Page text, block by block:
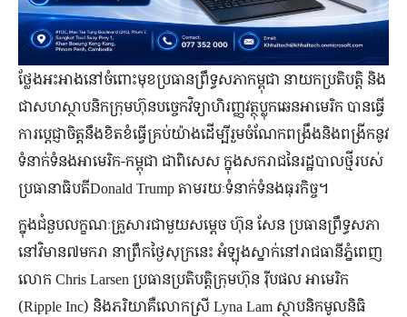
ថ្លែងអះអាងនៅចំពោះមុខប្រធានព្រឹទ្ធសភាកម្ពុជា នាយកប្រតិបត្តិ និង
ជាសហស្ថាបនិកក្រុមហ៊ុនបច្ចេកវិទ្យាហិរញ្ញវត្ថុប្លុកឆេនអាមេរិក បានធ្វើ
ការប្តេជ្ញាចិត្តនឹងខិតខំធ្វើគ្រប់យ៉ាងដើម្បីរួមចំណែកពង្រឹងនិងពង្រីកនូវ
ទំនាក់ទំនងអាមេរិក-កម្ពុជា ជាពិសេស ក្នុងសករាជនៃរដ្ឋបាលថ្មីរបស់
ប្រធានាធិបតីDonald Trump តាមរយៈទំនាក់ទំនងធុរកិច្ច។
ក្នុងជំនួបលក្ខណៈគ្រួសារជាមួយសម្តេច ហ៊ុន​ សែន ប្រធានព្រឹទ្ធសភា
នៅវិមាន៧មករា នាព្រឹកថ្ងៃសុក្រនេះ អំឡុងស្នាក់នៅរាជធានីភ្នំពេញ
លោក Chris Larsen ប្រធានប្រតិបត្តិក្រុមហ៊ុន រ៉ីបផល អាមេរិក
(Ripple Inc) និងភរិយាគឺលោកស្រី Lyna Lam ស្ថាបនិកមូលនិធិ